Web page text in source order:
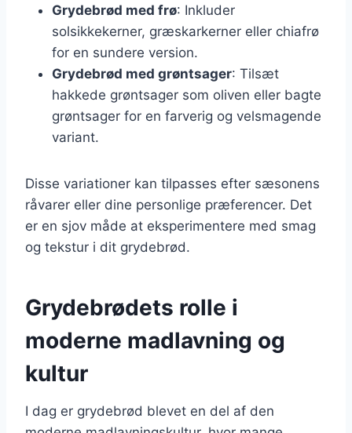
Grydebrød med frø: Inkluder
solsikkekerner, græskarkerner eller chiafrø
for en sundere version.
Grydebrød med grøntsager: Tilsæt
hakkede grøntsager som oliven eller bagte
grøntsager for en farverig og velsmagende
variant.
Disse variationer kan tilpasses efter sæsonens
råvarer eller dine personlige præferencer. Det
er en sjov måde at eksperimentere med smag
og tekstur i dit grydebrød.
Grydebrødets rolle i
moderne madlavning og
kultur
I dag er grydebrød blevet en del af den